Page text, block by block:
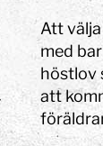
Att
med
höstlov
att